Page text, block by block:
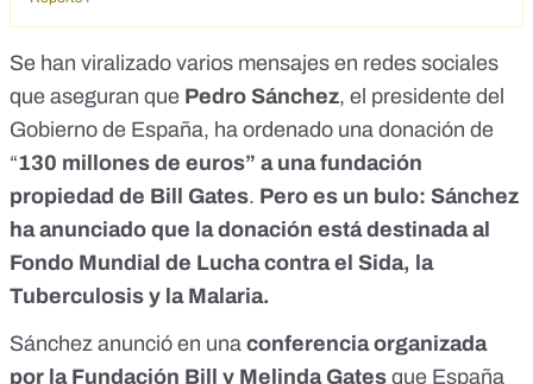
Se han viralizado varios mensajes en redes sociales
que aseguran que Pedro Sánchez, el presidente del
Gobierno de España, ha ordenado una donación de
“130 millones de euros” a una fundación
propiedad de Bill Gates. Pero es un bulo: Sánchez
ha anunciado que la donación está destinada al
Fondo Mundial de Lucha contra el Sida, la
Tuberculosis y la Malaria.
Sánchez anunció en una conferencia organizada
por la Fundación Bill y Melinda Gates que España